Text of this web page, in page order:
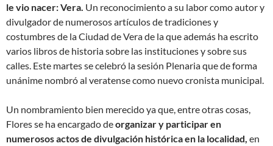
le vio nacer: Vera. Un reconocimiento a su labor como autor y
divulgador de numerosos artículos de tradiciones y
costumbres de la Ciudad de Vera de la que además ha escrito
varios libros de historia sobre las instituciones y sobre sus
calles. Este martes se celebró la sesión Plenaria que de forma
unánime nombró al veratense como nuevo cronista municipal.
Un nombramiento bien merecido ya que, entre otras cosas,
Flores se ha encargado deorganizar y participar en
numerosos actos de divulgación histórica en la localidad, en